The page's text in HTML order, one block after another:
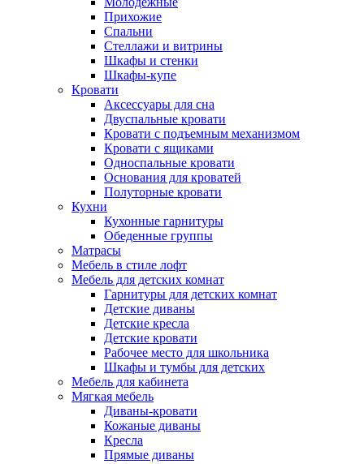
Прихожие
Спальни
Стеллажи и витрины
Шкафы и стенки
Шкафы-купе
Кровати
Аксессуары для сна
Двуспальные кровати
Кровати с подъемным механизмом
Кровати с ящиками
Односпальные кровати
Основания для кроватей
Полуторные кровати
Кухни
Кухонные гарнитуры
Обеденные группы
Матрасы
Мебель в стиле лофт
Мебель для детских комнат
Гарнитуры для детских комнат
Детские диваны
Детские кресла
Детские кровати
Рабочее место для школьника
Шкафы и тумбы для детских
Мебель для кабинета
Мягкая мебель
Диваны-кровати
Кожаные диваны
Кресла
Прямые диваны